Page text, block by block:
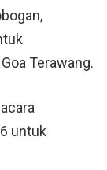
Terawang.
untuk